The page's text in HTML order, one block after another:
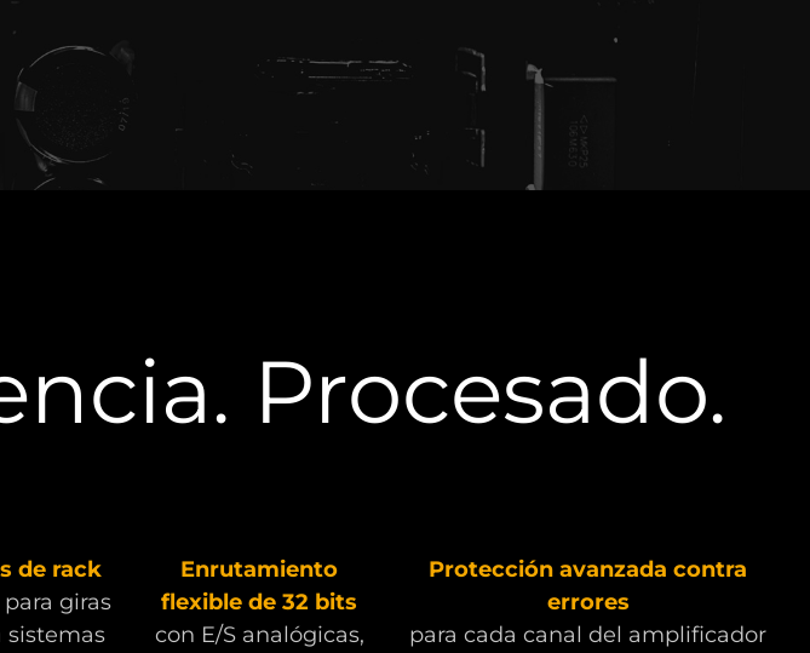
Procesado.
de rack
giras
sistemas
Enrutamiento
flexible de 32 bits
con E/S analógicas,
Protección avanzada contra
errores
para cada canal del amplificador